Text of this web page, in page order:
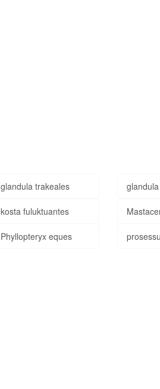
glandula trakeales
kosta fuluktuantes
Phyllopteryx eques